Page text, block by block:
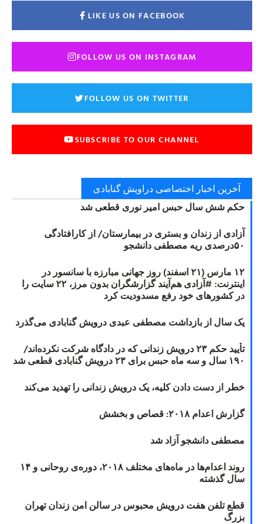
LIKE US ON FACEBOOK
FOLLOW US ON INSTAGRAM
FOLLOW US ON TWITTER
SUBSCRIBE TO OUR CHANNEL
آخرین اخبار اختصاصی دراویش گنابادی
حکم شش سال حبس امیر نوری قطعی شد
آزادی از زندان و بستری در بیمارستان/ از کارافتادگی
۵۰درصدی ریه مصطفی دانشجو
۱۲ مارس (۲۱ اسفند) روز جهانی مبارزه با سانسور در
اینترنت: #آزادی هم‌آیند گزارشگران‌ بدون مرز، ۲۲ سایت را
در کشورهای خود رفع مسدودیت کرد
یک سال از بازداشت مصطفی عبدی درویش گنابادی می‌گذرد
تأیید حکم ۲۳ درویش زندانی که در دادگاه شرکت نکرده‌اند/
۱۹۰ سال و سه ماه حبس برای ۲۳ درویش گنابادی قطعی شد
خطر از دست دادن کلیه، یک درویش زندانی را تهدید می‌کند
گزارش اعدام ۲۰۱۸: قصاص و بخشش
مصطفی دانشجو آزاد شد
روند اعدام‌ها در ماه‌های مختلف ۲۰۱۸، دوره‌ی روحانی و ۱۴
سال گذشته
قطع تلفن هفت درویش محبوس در سالن امن زندان تهران
بزرگ